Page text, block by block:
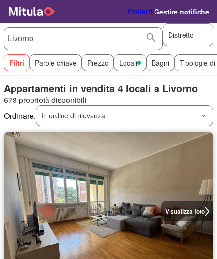
PreferitiGestire notifiche
Distretto
Filtri Parole chiave Prezzo Locali Bagni Tipologie
Appartamenti in vendita 4 locali a Livorno
678 proprietà disponibili
Ordinare:
In ordine di rilevanza
Visualizza foto